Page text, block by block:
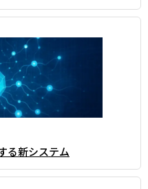
る新システム